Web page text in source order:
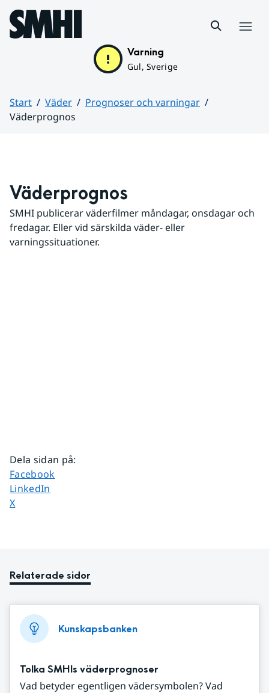
Hoppa till sidans innehåll
Varning
Gul, Sverige
Start Väder
Prognoser och varningar
Väderprognos
Väderprognos
SMHI publicerar väderfilmer måndagar, onsdagar och
fredagar. Eller vid särskilda väder- eller
varningssituationer.
Dela sidan på:
Dela sidan på
Facebook
Dela sidan på
LinkedIn
Dela sidan på
X
Relaterade sidor
Kunskapsbanken
Tolka SMHIs väderprognoser
Vad betyder egentligen vädersymbolen? Vad